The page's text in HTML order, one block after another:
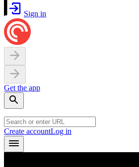
Sign in
Get the app
Create accountLog in